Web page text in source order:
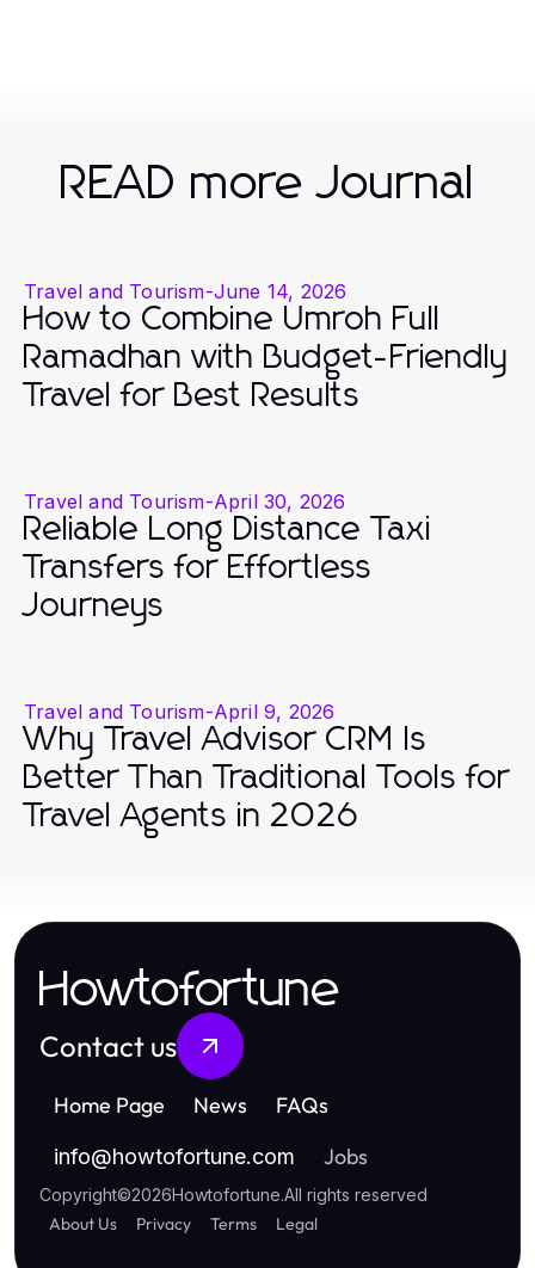
READ more Journal
Travel and Tourism-June 14, 2026
How to Combine Umroh Full
Ramadhan with Budget-Friendly
Travel for Best Results
Travel and Tourism-April 30, 2026
Reliable Long Distance Taxi
Transfers for Effortless
Journeys
Travel and Tourism-April 9, 2026
Why Travel Advisor CRM Is
Better Than Traditional Tools for
Travel Agents in 2026
Howtofortune
Contact us
Home Page News FAQs
info@howtofortune.com Jobs
Copyright©2026Howtofortune.All rights reserved
About Us Privacy Terms Legal